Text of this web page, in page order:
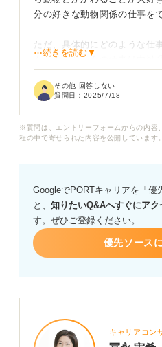
分の好きな動物関係の仕事を
ただ、具体的にどのような仕
ん。そもそも今の仕事は内勤
なスキルや資格、準備が必要
⋯続きを読む▼
その他 回答しない
質問日： 2025/7/18
※質問は、エントリーフォームからの内容
程の中で寄せられた内容を公開しています
GoogleでPORTキャリアを「優
と、 知りたいQ&Aへすぐにアク
す。ぜひご登録ください。
優先ソース
キャリアコン